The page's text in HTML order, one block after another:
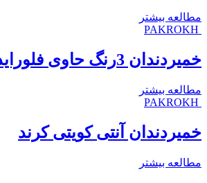
مطالعه بیشتر
PAKROKH
خمیردندان 3رنگ حاوی فلوراید کرند
مطالعه بیشتر
PAKROKH
خمیردندان آنتی کویتی کرند
مطالعه بیشتر